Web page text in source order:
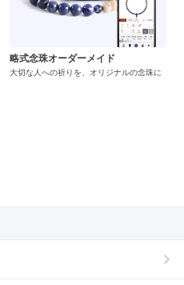
略式念珠オーダーメイド
大切な人への祈りを、オリジナルの念珠に